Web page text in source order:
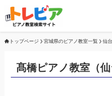
トップページ 宮城県のピアノ教室一覧 仙
髙橋ピアノ教室（仙